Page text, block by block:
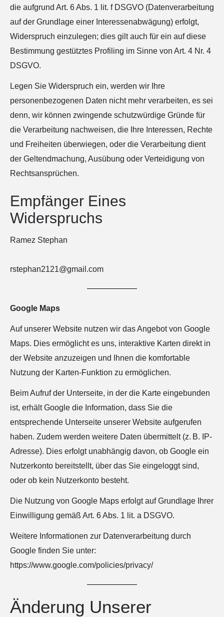
die aufgrund Art. 6 Abs. 1 lit. f DSGVO (Datenverarbeitung
auf der Grundlage einer Interessenabwägung) erfolgt,
Widerspruch einzulegen; dies gilt auch für ein auf diese
Bestimmung gestütztes Profiling im Sinne von Art. 4 Nr. 4
DSGVO.
Legen Sie Widerspruch ein, werden wir Ihre
personenbezogenen Daten nicht mehr verarbeiten, es sei
denn, wir können zwingende schutzwürdige Gründe für
die Verarbeitung nachweisen, die Ihre Interessen, Rechte
und Freiheiten überwiegen, oder die Verarbeitung dient
der Geltendmachung, Ausübung oder Verteidigung von
Rechtsansprüchen.
Empfänger Eines
Widerspruchs
Ramez Stephan
rstephan2121@gmail.com
Google Maps
Auf unserer Website nutzen wir das Angebot von Google
Maps. Dies ermöglicht es uns, interaktive Karten direkt in
der Website anzuzeigen und Ihnen die komfortable
Nutzung der Karten-Funktion zu ermöglichen.
Beim Aufruf der Unterseite, in der die Karte eingebunden
ist, erhält Google die Information, dass Sie die
entsprechende Unterseite unserer Website aufgerufen
haben. Zudem werden weitere Daten übermittelt (z. B. IP-
Adresse). Dies erfolgt unabhängig davon, ob Google ein
Nutzerkonto bereitstellt, über das Sie eingeloggt sind,
oder ob kein Nutzerkonto besteht.
Die Nutzung von Google Maps erfolgt auf Grundlage Ihrer
Einwilligung gemäß Art. 6 Abs. 1 lit. a DSGVO.
Weitere Informationen zur Datenverarbeitung durch
Google finden Sie unter:
https://www.google.com/policies/privacy/
Änderung Unserer